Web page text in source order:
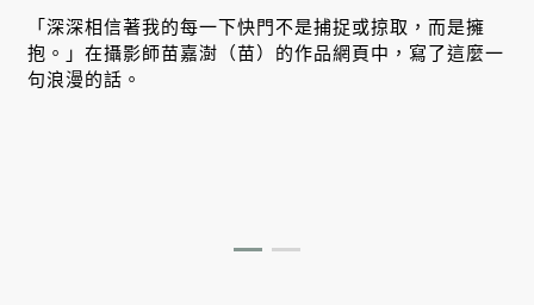
「深深相信著我的每一下快門不是捕捉或掠取，而是擁
抱。」在攝影師苗嘉澍（苗）的作品網頁中，寫了這麼一
句浪漫的話。